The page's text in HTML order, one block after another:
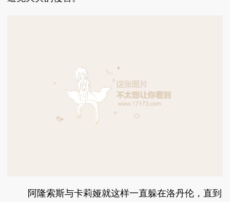
阿隆索斯与卡莉娅就这样一直躲在洛丹伦，直到